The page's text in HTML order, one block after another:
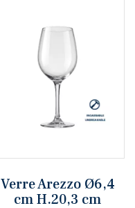
Verre Arezzo Ø6,4
cm H.20,3 cm